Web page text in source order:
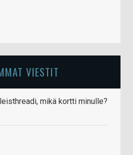
VIESTIT
mikä kortti minulle?